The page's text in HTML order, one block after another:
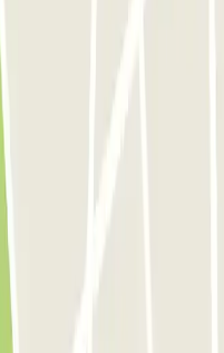
- Porto di Venezia
Venezia - Coperto
Venezia - Scoperto